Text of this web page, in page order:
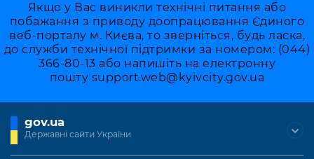
Якщо у Вас виникли технічні питання або
побажання з приводу доопрацювання Єдиного
веб-порталу м. Києва, то зверніться, будь ласка,
до служби технічної підтримки за номером: (044)
366-80-13 або напишіть на електронну
пошту support.web@kyivcity.gov.ua
gov.ua
Державні сайти України